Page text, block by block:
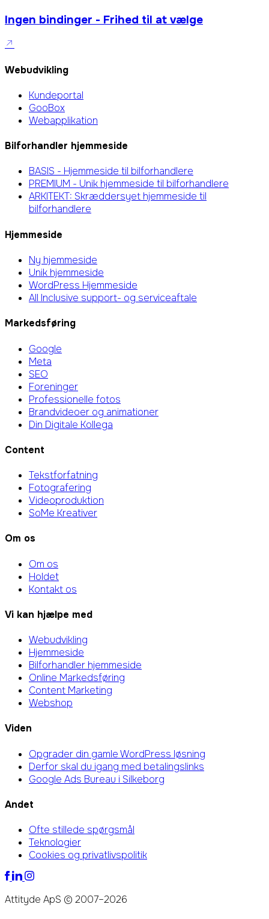
Ingen bindinger - Frihed til at vælge
Webudvikling
Kundeportal
GooBox
Webapplikation
Bilforhandler hjemmeside
BASIS - Hjemmeside til bilforhandlere
PREMIUM - Unik hjemmeside til bilforhandlere
ARKITEKT: Skræddersyet hjemmeside til
bilforhandlere
Hjemmeside
Ny hjemmeside
Unik hjemmeside
WordPress Hjemmeside
All Inclusive support- og serviceaftale
Markedsføring
Google
Meta
SEO
Foreninger
Professionelle fotos
Brandvideoer og animationer
Din Digitale Kollega
Content
Tekstforfatning
Fotografering
Videoproduktion
SoMe Kreativer
Om os
Om os
Holdet
Kontakt os
Vi kan hjælpe med
Webudvikling
Hjemmeside
Bilforhandler hjemmeside
Online Markedsføring
Content Marketing
Webshop
Viden
Opgrader din gamle WordPress løsning
Derfor skal du igang med betalingslinks
Google Ads Bureau i Silkeborg
Andet
Ofte stillede spørgsmål
Teknologier
Cookies og privatlivspolitik
Attityde ApS © 2007–2026